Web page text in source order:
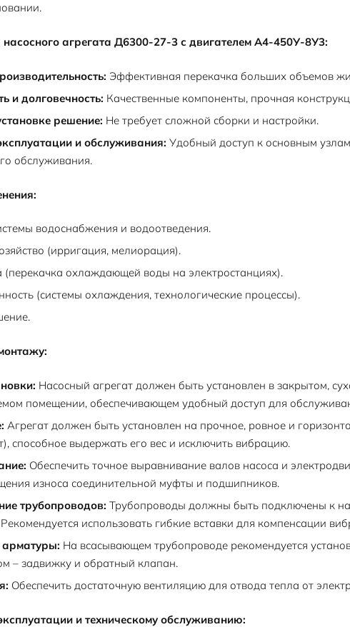
агрегата Д6300-27-3 с двигателем А4-450У-8У3:
Эффективная перекачка больших объемов
и долговечность: Качественные компоненты, прочная
решение: Не требует сложной сборки и настройки.
и обслуживания: Удобный доступ к основным
обслуживания.
водоснабжения и водоотведения.
(ирригация, мелиорация).
(перекачка охлаждающей воды на электростанциях).
(системы охлаждения, технологические процессы).
Насосный агрегат должен быть установлен в закрытом,
помещении, обеспечивающем удобный доступ для
Агрегат должен быть установлен на прочное, ровное и
способное выдержать его вес и исключить вибрацию.
Обеспечить точное выравнивание валов насоса и
износа соединительной муфты и подшипников.
трубопроводов: Трубопроводы должны быть подключены к
использовать гибкие вставки для компенсации
арматуры: На всасывающем трубопроводе рекомендуется
– задвижку и обратный клапан.
Обеспечить достаточную вентиляцию для отвода тепла от
и техническому обслуживанию: